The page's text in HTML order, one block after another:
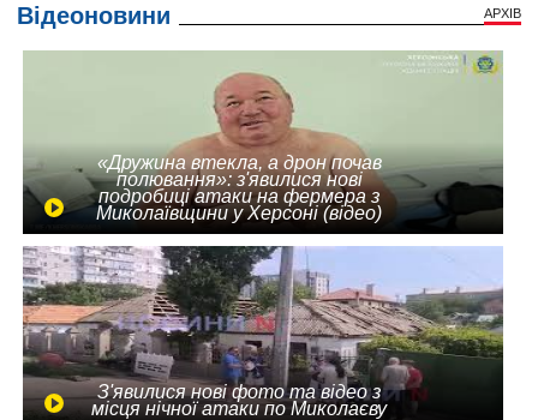
Відеоновини АРХІВ
«Дружина втекла, а дрон почав
полювання»: з'явилися нові
подробиці атаки на фермера з
Миколаївщини у Херсоні (відео)
З'явилися нові фото та відео з
місця нічної атаки по Миколаєву